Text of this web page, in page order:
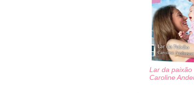
Lar da paixão
Caroline